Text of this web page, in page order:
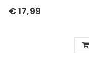
€ 17,99